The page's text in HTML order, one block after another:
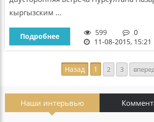
кыргызским ...
Подробнее 599
0
11-08-2015, 15:21
Назад 1 2 3
Наши интерьвью